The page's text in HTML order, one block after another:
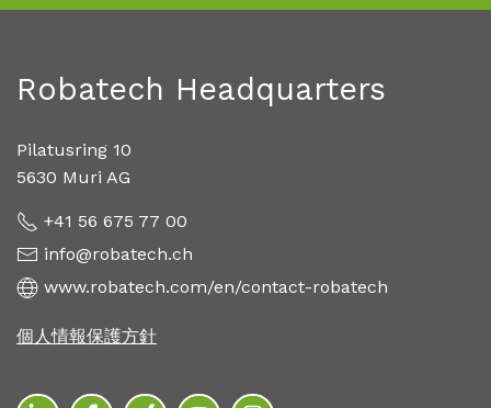
Robatech Headquarters
Pilatusring 10
5630 Muri AG
+41 56 675 77 00
info@robatech.ch
www.robatech.com/en/contact-robatech
個人情報保護方針